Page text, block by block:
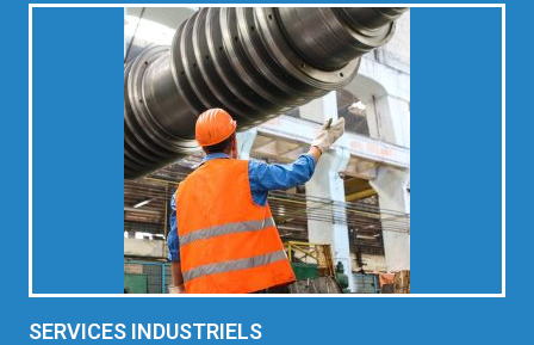
SERVICES INDUSTRIELS